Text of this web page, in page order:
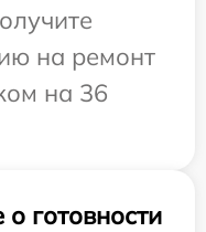
на ремонт
на 36
готовности